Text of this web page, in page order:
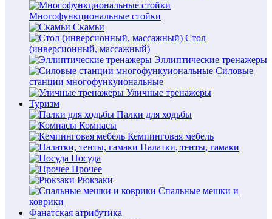
Многофункциональные стойки
Скамьи
Стол
(инверсионный, массажный)
Эллиптические тренажеры
Силовые
станции многофункуиональные
Уличные тренажеры
Туризм
Палки для ходьбы
Компасы
Кемпинговая мебель
Палатки, тенты, гамаки
Посуда
Прочее
Рюкзаки
Спальные мешки и
коврики
Фанатская атрибутика